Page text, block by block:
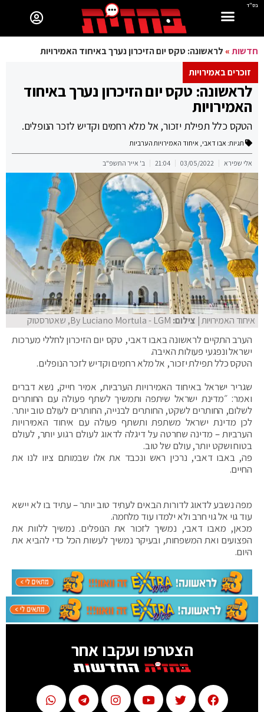
בס"ד
חדשות» לראשונה: טקס יום הזיכרון נערך באיחוד האמירויות
זוכרים באמירויות
לראשונה: טקס יום הזיכרון נערך באיחוד
האמירויות
הטקס כלל תפילת יזכור, אל מלא רחמים וקדיש לזכר הנופלים.
תגיות: אבו דאבי, איחוד האמירויות הערביות
אלי שפירא 03/05/2022
21:04 ב' אייר התשפ"ב
איחוד האמירויות| צילום: By Luciano Mortula - LGM, שאטרסטוק
הערב התקיים לראשונה באבו דאבי, טקס יום הזיכרון לחללי מערכות
ישראל ונפגעי פעולות האיבה.
הטקס כלל תפילת יזכור, אל מלא רחמים וקדיש לזכר הנופלים.
שגריר ישראל באיחוד האמירויות הערביות, אמיר חייק, נשא דברים
ואמר: ״מדינת ישראל שיתפה ותמשיך לשתף פעולה עם החותרים
לשלום, החותרים לשקט, החותרים לבנייה, החותרים לעולם טוב יותר.
לכן מדינת ישראל משתפת ותשתף פעולה עם איחוד האמירויות
הערביות – מדינה שחרטה על דיגלה לדאוג לעולם רגוע יותר, לעולם
בטוח ושקט יותר, עולם של טוב.
פה, באבו דאבי, נרכין ראש ונכבד את אלו שבמותם ציוו לנו את
החיים.
מפה נשבע לדאוג לדורות הבאים לעתיד טוב יותר – עתיד בו לא יישא
עוד גוי אל גוי חרב ולא ילמדו עוד מלחמה.
מכאן, מאבו דאבי, נמשיך לזכור את הנופלים. נמשיך ללוות את
הפצועים ואת המשפחות, ובעיקר נמשיך לעשות הכל כדי להביא את
היום.
הצטרפו ועקבו אחר